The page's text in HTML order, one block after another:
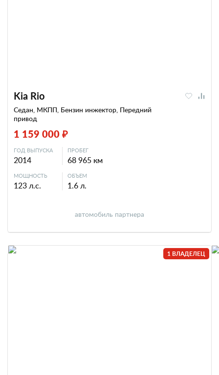
Kia Rio
Седан, МКПП, Бензин инжектор, Передний
привод
1 159 000 ₽
ГОД ВЫПУСКА
2014
ПРОБЕГ
68 965 км
МОЩНОСТЬ
123 л.с.
ОБЪЕМ
1.6 л.
автомобиль партнера
1 ВЛАДЕЛЕЦ